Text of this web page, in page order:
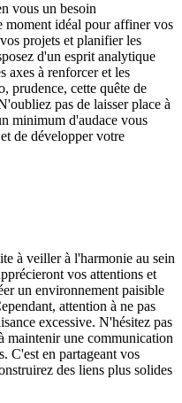
vous un besoin
moment idéal pour affiner vos
projets et planifier les
d'un esprit analytique
axes à renforcer et les
prudence, cette quête de
pas de laisser place à
minimum d'audace vous
de développer votre
à veiller à l'harmonie au sein
vos attentions et
un environnement paisible
attention à ne pas
excessive. N'hésitez pas
maintenir une communication
C'est en partageant vos
des liens plus solides